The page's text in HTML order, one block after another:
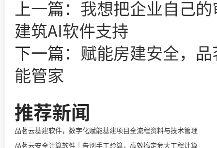
上一篇： 我想把企业自己
建筑AI软件支持
下一篇： 赋能房建安全，
能管家
推荐新闻
品茗云基建软件，数字化赋能基建项目全流程资料与技术管理
品茗云安全计算软件｜告别手工验算，高效搞定危大工程计算